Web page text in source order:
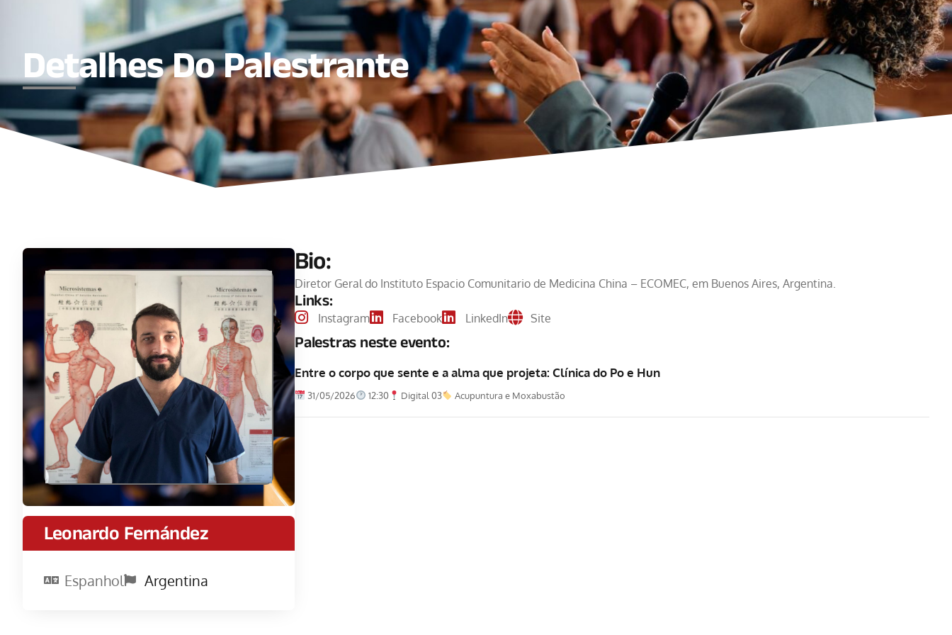
Detalhes Do Palestrante
Leonardo Fernández
Espanhol Argentina
Bio:
Diretor Geral do Instituto Espacio Comunitario de Medicina China – ECOMEC, em Buenos Aires, Argentina.
Links:
Instagram Facebook LinkedIn Site
Palestras neste evento:
Entre o corpo que sente e a alma que projeta: Clínica do Po e Hun
31/05/2026 12:30 Digital 03 Acupuntura e Moxabustão